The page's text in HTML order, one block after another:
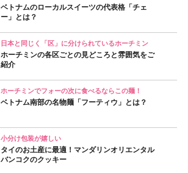
ベトナムのローカルスイーツの代表格「チェ
ー」とは？
日本と同じく「区」に分けられているホーチミン
ホーチミンの各区ごとの見どころと雰囲気をご
紹介
ホーチミンでフォーの次に食べるならこの麺！
ベトナム南部の名物麺「フーティウ」とは？
小分け包装が嬉しい
タイのお土産に最適！マンダリンオリエンタル
バンコクのクッキー